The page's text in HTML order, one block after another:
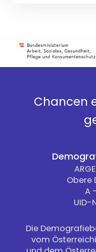
Chancen
Obere
A
UID-
Die
vom